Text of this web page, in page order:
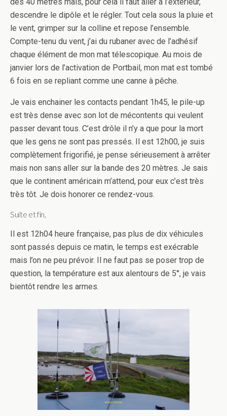
des 40 mètres mais, pour cela il faut aller à l’extérieur,
descendre le dipôle et le régler. Tout cela sous la pluie et
le vent, grimper sur la colline et repose l’ensemble.
Compte-tenu du vent, j’ai du rubaner avec de l’adhésif
chaque élément de mon mat télescopique. Au mois de
janvier lors de l’activation de Portbail, mon mat est tombé
6 fois en se repliant comme une canne à pêche.
Je vais enchainer les contacts pendant 1h45, le pile-up
est très dense avec son lot de mécontents qui veulent
passer devant tous. C’est drôle il n’y a que pour la mort
que les gens ne sont pas pressés. Il est 12h00, je suis
complètement frigorifié, je pense sérieusement à arrêter
mais non sans aller sur la bande des 20 mètres. Je sais
que le continent américain m’attend, pour eux c’est très
très tôt. Je dois honorer ce rendez-vous.
Suite et fin,
Il est 12h04 heure française, pas plus de dix véhicules
sont passés depuis ce matin, le temps est exécrable
mais l’on ne peu prévoir. Il ne faut pas se poser trop de
question, la température est aux alentours de 5°, je vais
bientôt rendre les armes.